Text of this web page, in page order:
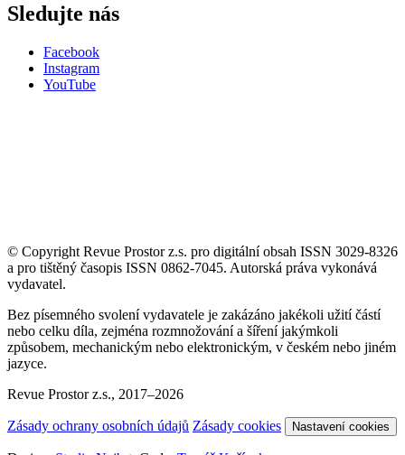
Sledujte nás
Facebook
Instagram
YouTube
© Copyright Revue Prostor z.s. pro digitální obsah ISSN 3029-8326
a pro tištěný časopis ISSN 0862-7045. Autorská práva vykonává
vydavatel.
Bez písemného svolení vydavatele je zakázáno jakékoli užití částí
nebo celku díla, zejména rozmnožování a šíření jakýmkoli
způsobem, mechanickým nebo elektronickým, v českém nebo jiném
jazyce.
Revue Prostor z.s., 2017–2026
Zásady ochrany osobních údajů Zásady cookies Nastavení cookies